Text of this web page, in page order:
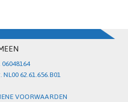
NL00 62.61.656.B01
VOORWAARDEN